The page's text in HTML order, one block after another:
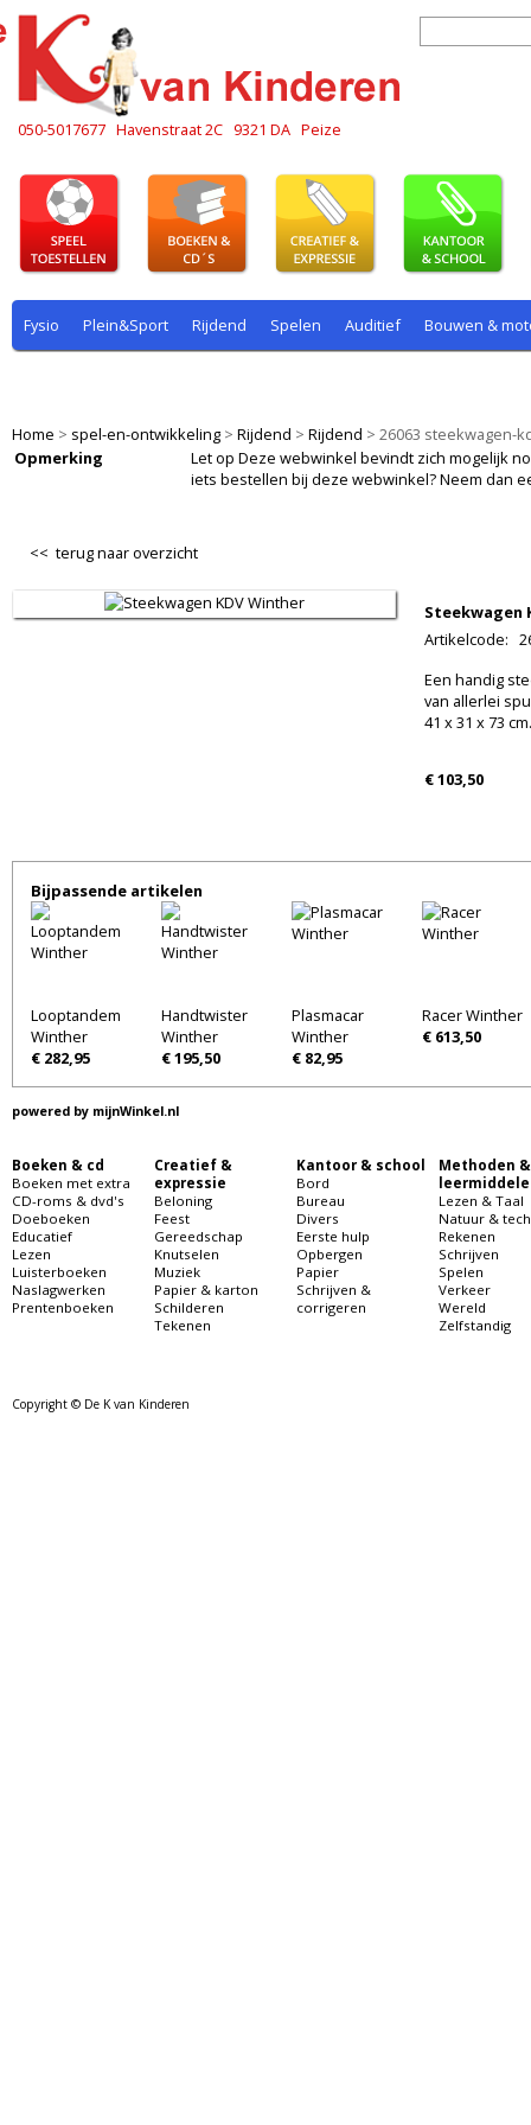
050-5017677 Havenstraat 2C 9321 DA Peize
Fysio Plein&Sport Rijdend Spelen Auditief Bouwen &
Home > spel-en-ontwikkeling > Rijdend > Rijdend > 26063 steekwagen-
Opmerking
Let op Deze webwinkel bevindt zich mogelijk
iets bestellen bij deze webwinkel? Neem dan
<< terug naar overzicht
Steekwagen
Artikelcode:
Een handig
van allerlei
41 x 31 x 73
€ 103,50
Bijpassende artikelen
Looptandem
Winther
€ 282,95
Handtwister
Winther
€ 195,50
Plasmacar
Winther
€ 82,95
Racer Winther
€ 613,50
powered by mijnWinkel.nl
Boeken & cd
Boeken met extra
CD-roms & dvd's
Doeboeken
Educatief
Lezen
Luisterboeken
Naslagwerken
Prentenboeken
Creatief &
expressie
Beloning
Feest
Gereedschap
Knutselen
Muziek
Papier & karton
Schilderen
Tekenen
Kantoor & school
Bord
Bureau
Divers
Eerste hulp
Opbergen
Papier
Schrijven &
corrigeren
Methoden &
Lezen & Taal
Natuur &
Rekenen
Schrijven
Spelen
Verkeer
Wereld
Zelfstandig
Copyright © De K van Kinderen